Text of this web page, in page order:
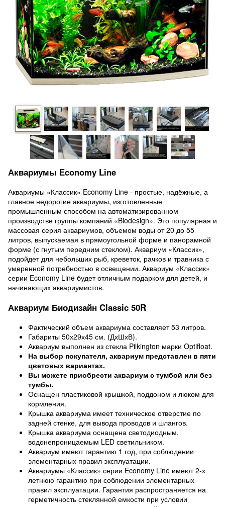
Аквариумы Economy Line
Аквариумы «Классик» Economy Line - простые, надёжные, а
главное недорогие аквариумы, изготовленные
промышленным способом на автоматизированном
производстве группы компаний «Biodesign». Это популярная и
массовая серия аквариумов, объемом воды от 20 до 55
литров, выпускаемая в прямоугольной форме и панорамной
форме (с гнутым передним стеклом). Аквариум «Классик»,
подойдет для небольших рыб, креветок, рачков и травника с
умеренной потребностью в освещении. Аквариум «Классик»
серии Economy Line будет отличным подарком для детей, и
начинающих аквариумистов.
Аквариум Биодизайн Classic 50R
Фактический объем аквариума составляет 53 литров.
Габариты 50х29х45 см. (ДхШхВ).
Аквариум выполнен из стекла Pilkington марки Optifloat.
На выбор покупателя, аквариум представлен в пяти
цветовых вариантах.
Вы можете приобрести аквариум с тумбой или без
тумбы.
Оснащен пластиковой крышкой, поддоном и люком для
кормления.
Крышка аквариума имеет техническое отверстие по
задней стенке, для вывода проводов и шлангов.
Крышка аквариума оснащена светодиодным,
водонепроницаемым LED светильником.
Аквариум имеют гарантию 1 год, при соблюдении
элементарных правил эксплуатации.
Аквариумы «Классик» серии Economy Line имеют 2-х
летнюю гарантию при соблюдении элементарных
правил эксплуатации. Гарантия распространяется на
герметичность стеклянной емкости при условии